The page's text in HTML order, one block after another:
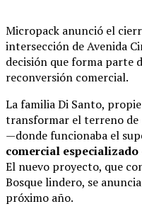
Micropack anunció el
intersección de Avenida
decisión que forma parte
reconversión comercial.
La familia Di Santo,
transformar el terreno de
—donde funcionaba el
comercial
El nuevo proyecto, que
Bosque lindero, se
próximo año.